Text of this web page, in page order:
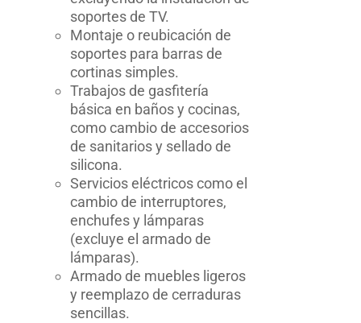
soportes de TV.
Montaje o reubicación de
soportes para barras de
cortinas simples.
Trabajos de gasfitería
básica en baños y cocinas,
como cambio de accesorios
de sanitarios y sellado de
silicona.
Servicios eléctricos como el
cambio de interruptores,
enchufes y lámparas
(excluye el armado de
lámparas).
Armado de muebles ligeros
y reemplazo de cerraduras
sencillas.